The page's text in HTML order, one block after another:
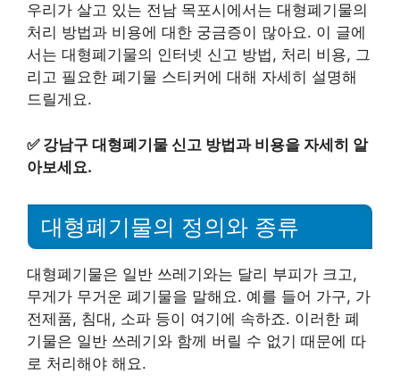
우리가 살고 있는 전남 목포시에서는 대형폐기물의
처리 방법과 비용에 대한 궁금증이 많아요. 이 글에
서는 대형폐기물의 인터넷 신고 방법, 처리 비용, 그
리고 필요한 폐기물 스티커에 대해 자세히 설명해
드릴게요.
✅ 강남구 대형폐기물 신고 방법과 비용을 자세히 알
아보세요.
대형폐기물의 정의와 종류
대형폐기물은 일반 쓰레기와는 달리 부피가 크고,
무게가 무거운 폐기물을 말해요. 예를 들어 가구, 가
전제품, 침대, 소파 등이 여기에 속하죠. 이러한 폐
기물은 일반 쓰레기와 함께 버릴 수 없기 때문에 따
로 처리해야 해요.